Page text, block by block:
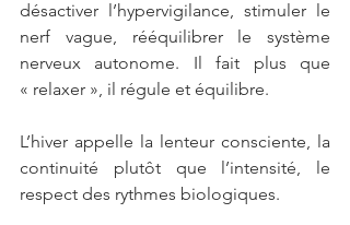
désactiver l’hypervigilance, stimuler le
nerf vague, rééquilibrer le système
nerveux autonome. Il fait plus que
« relaxer », il régule et équilibre.
L’hiver appelle la lenteur consciente, la
continuité plutôt que l’intensité, le
respect des rythmes biologiques.